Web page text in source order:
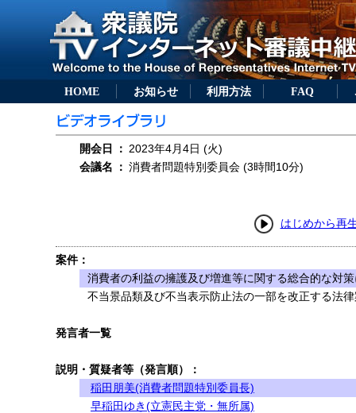
HOME お知らせ 利用方法 FAQ
開会日 ： 2023年4月4日 (火)
会議名
： 消費者問題特別委員会 (3時間10分)
はじめから再
案件：
消費者の利益の擁護及び増進等に関する総合的な対
不当景品類及び不当表示防止法の一部を改正する法
発言者一覧
説明・質疑者等（発言順）：
稲田朋美(消費者問題特別委員長)
早稲田ゆき(立憲民主党・無所属)